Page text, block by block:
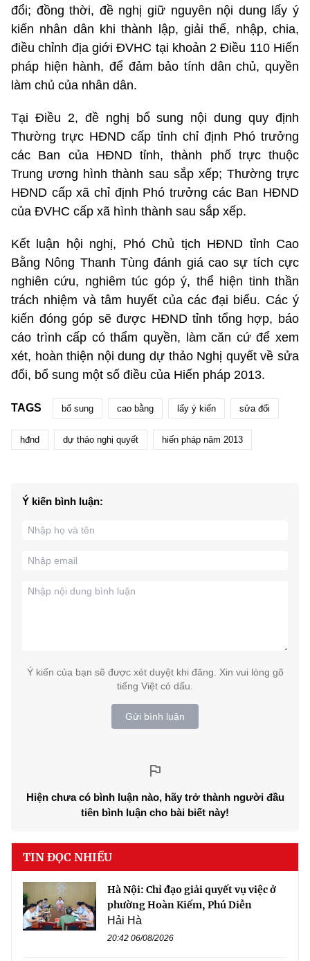
đổi; đồng thời, đề nghị giữ nguyên nội dung lấy ý
kiến nhân dân khi thành lập, giải thể, nhập, chia,
điều chỉnh địa giới ĐVHC tại khoản 2 Điều 110 Hiến
pháp hiện hành, để đảm bảo tính dân chủ, quyền
làm chủ của nhân dân.
Tại Điều 2, đề nghị bổ sung nội dung quy định
Thường trực HĐND cấp tỉnh chỉ định Phó trưởng
các Ban của HĐND tỉnh, thành phố trực thuộc
Trung ương hình thành sau sắp xếp; Thường trực
HĐND cấp xã chỉ định Phó trưởng các Ban HĐND
của ĐVHC cấp xã hình thành sau sắp xếp.
Kết luận hội nghị, Phó Chủ tịch HĐND tỉnh Cao
Bằng Nông Thanh Tùng đánh giá cao sự tích cực
nghiên cứu, nghiêm túc góp ý, thể hiện tinh thần
trách nhiệm và tâm huyết của các đại biểu. Các ý
kiến đóng góp sẽ được HĐND tỉnh tổng hợp, báo
cáo trình cấp có thẩm quyền, làm căn cứ để xem
xét, hoàn thiện nội dung dự thảo Nghị quyết về sửa
đổi, bổ sung một số điều của Hiến pháp 2013.
TAGS bổ sung cao bằng lấy ý kiến sửa đổi
hđnd dự thảo nghị quyết hiến pháp năm 2013
Ý kiến bình luận:
Ý kiến của bạn sẽ được xét duyệt khi đăng. Xin vui lòng gõ
tiếng Việt có dấu.
Gửi bình luận
Hiện chưa có bình luận nào, hãy trở thành người đầu
tiên bình luận cho bài biết này!
TIN ĐỌC NHIỀU
Hà Nội: Chỉ đạo giải quyết vụ việc ở
phường Hoàn Kiếm, Phú Diễn
Hải Hà
20:42 06/08/2026